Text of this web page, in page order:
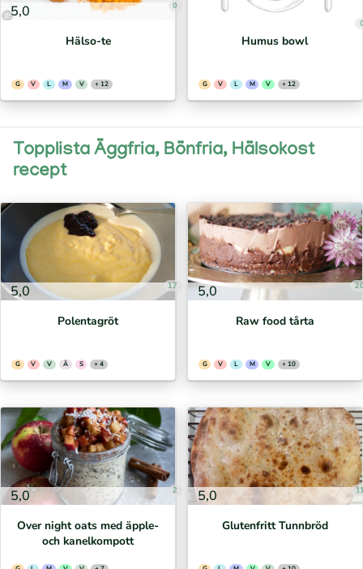
5,0 0
Hälso-te
G V L M V + 12
Humus bowl
G V L M V + 12
Topplista Äggfria, Bönfria, Hälsokost
recept
5,0 17
Polentagröt
G V V Ä S + 4
5,0
Raw food tårta
G V L M V + 10
5,0 2
Over night oats med äpple-
och kanelkompott
5,0
Glutenfritt Tunnbröd